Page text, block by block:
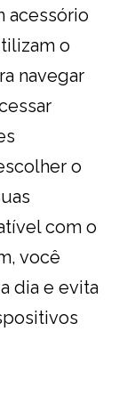
acessório
o
navegar
o
com o
você
dia e evita